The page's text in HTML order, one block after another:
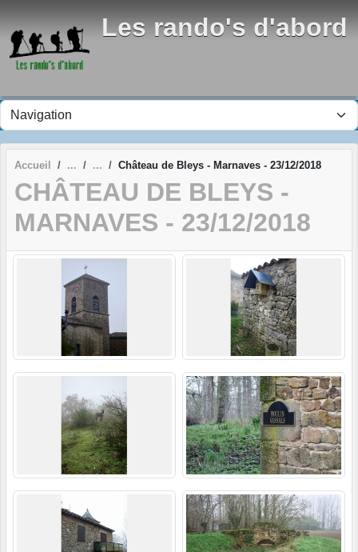
Les rando's d'abord
Accueil Château de Bleys - Marnaves - 23/12/2018
CHÂTEAU DE BLEYS -
MARNAVES - 23/12/2018